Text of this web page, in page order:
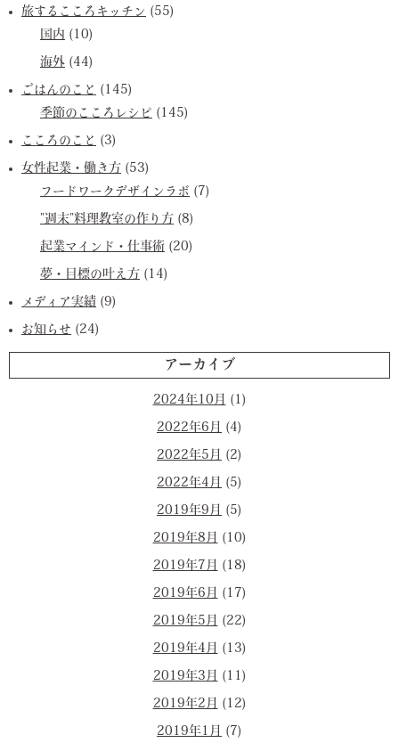
旅するこころキッチン (55)
国内 (10)
海外 (44)
ごはんのこと (145)
季節のこころレシピ (145)
こころのこと (3)
女性起業・働き方 (53)
フードワークデザインラボ (7)
”週末”料理教室の作り方 (8)
起業マインド・仕事術 (20)
夢・目標の叶え方 (14)
メディア実績 (9)
お知らせ (24)
アーカイブ
2024年10月 (1)
2022年6月 (4)
2022年5月 (2)
2022年4月 (5)
2019年9月 (5)
2019年8月 (10)
2019年7月 (18)
2019年6月 (17)
2019年5月 (22)
2019年4月 (13)
2019年3月 (11)
2019年2月 (12)
2019年1月 (7)